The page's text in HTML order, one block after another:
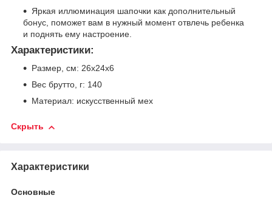
Яркая иллюминация шапочки как дополнительный
бонус, поможет вам в нужный момент отвлечь ребенка
и поднять ему настроение.
Характеристики:
Размер, см: 26x24x6
Вес брутто, г: 140
Материал: искусственный мех
Скрыть
Характеристики
Основные